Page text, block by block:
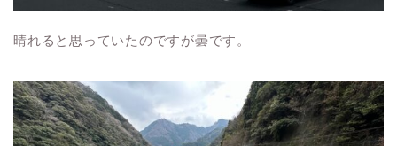
晴れると思っていたのですが曇です。